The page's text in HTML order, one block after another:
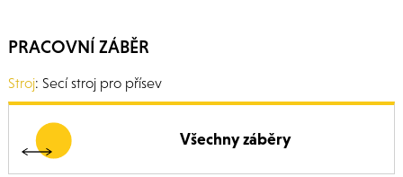
PRACOVNÍ ZÁBĚR
Stroj: Secí stroj pro přísev
Všechny záběry